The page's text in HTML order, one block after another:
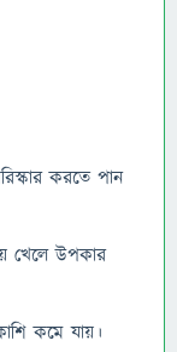
করতে পান
খেলে উপকার
কমে যায়।